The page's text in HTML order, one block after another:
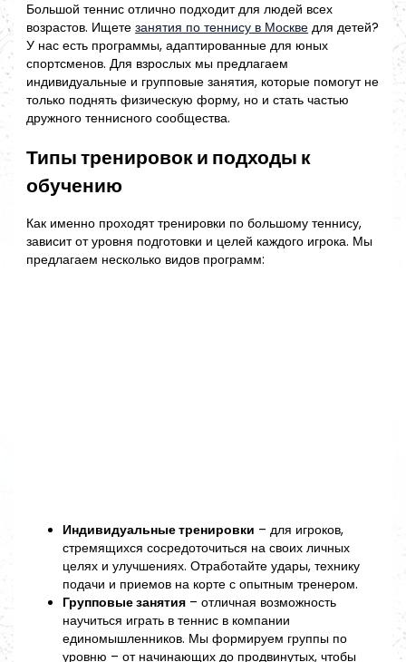
Большой теннис отлично подходит для людей всех
возрастов. Ищетезанятия по теннису в Москве для детей?
У нас есть программы, адаптированные для юных
спортсменов. Для взрослых мы предлагаем
индивидуальные и групповые занятия, которые помогут не
только поднять физическую форму, но и стать частью
дружного теннисного сообщества.
Типы тренировок и подходы к
обучению
Как именно проходят тренировки по большому теннису,
зависит от уровня подготовки и целей каждого игрока. Мы
предлагаем несколько видов программ:
Индивидуальные тренировки – для игроков,
стремящихся сосредоточиться на своих личных
целях и улучшениях. Отработайте удары, технику
подачи и приемов на корте с опытным тренером.
Групповые занятия – отличная возможность
научиться играть в теннис в компании
единомышленников. Мы формируем группы по
уровню – от начинающих до продвинутых, чтобы